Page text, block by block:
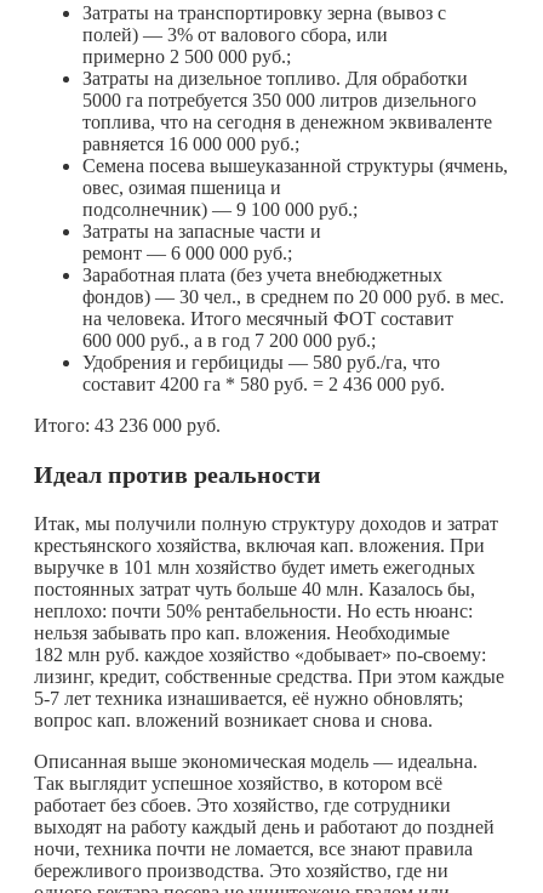
Затраты на транспортировку зерна (вывоз с
полей) — 3% от валового сбора, или
примерно 2 500 000 руб.;
Затраты на дизельное топливо. Для обработки
5000 га потребуется 350 000 литров дизельного
топлива, что на сегодня в денежном эквиваленте
равняется 16 000 000 руб.;
Семена посева вышеуказанной структуры (ячмень,
овес, озимая пшеница и
подсолнечник) — 9 100 000 руб.;
Затраты на запасные части и
ремонт — 6 000 000 руб.;
Заработная плата (без учета внебюджетных
фондов) — 30 чел., в среднем по 20 000 руб. в мес.
на человека. Итого месячный ФОТ составит
600 000 руб., а в год 7 200 000 руб.;
Удобрения и гербициды — 580 руб./га, что
составит 4200 га * 580 руб. = 2 436 000 руб.
Итого: 43 236 000 руб.
Идеал против реальности
Итак, мы получили полную структуру доходов и затрат
крестьянского хозяйства, включая кап. вложения. При
выручке в 101 млн хозяйство будет иметь ежегодных
постоянных затрат чуть больше 40 млн. Казалось бы,
неплохо: почти 50% рентабельности. Но есть нюанс:
нельзя забывать про кап. вложения. Необходимые
182 млн руб. каждое хозяйство «добывает» по-своему:
лизинг, кредит, собственные средства. При этом каждые
5‑7 лет техника изнашивается, её нужно обновлять;
вопрос кап. вложений возникает снова и снова.
Описанная выше экономическая модель — идеальна.
Так выглядит успешное хозяйство, в котором всё
работает без сбоев. Это хозяйство, где сотрудники
выходят на работу каждый день и работают до поздней
ночи, техника почти не ломается, все знают правила
бережливого производства. Это хозяйство, где ни